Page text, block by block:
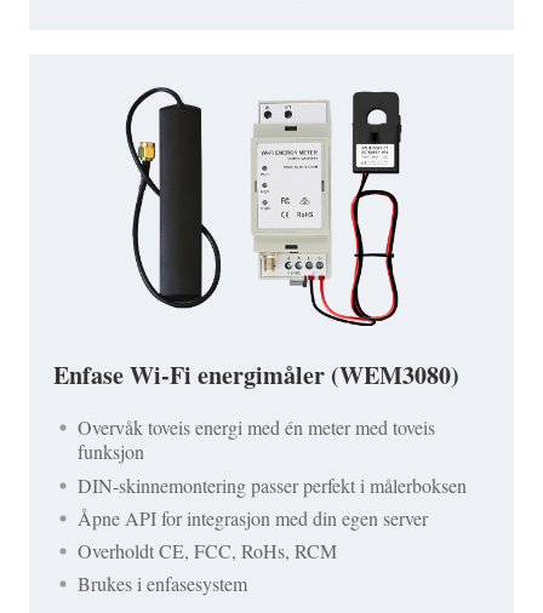
Enfase Wi-Fi energimåler (WEM3080)
Overvåk toveis energi med én meter med toveis
funksjon
DIN-skinnemontering passer perfekt i målerboksen
Åpne API for integrasjon med din egen server
Overholdt CE, FCC, RoHs, RCM
Brukes i enfasesystem